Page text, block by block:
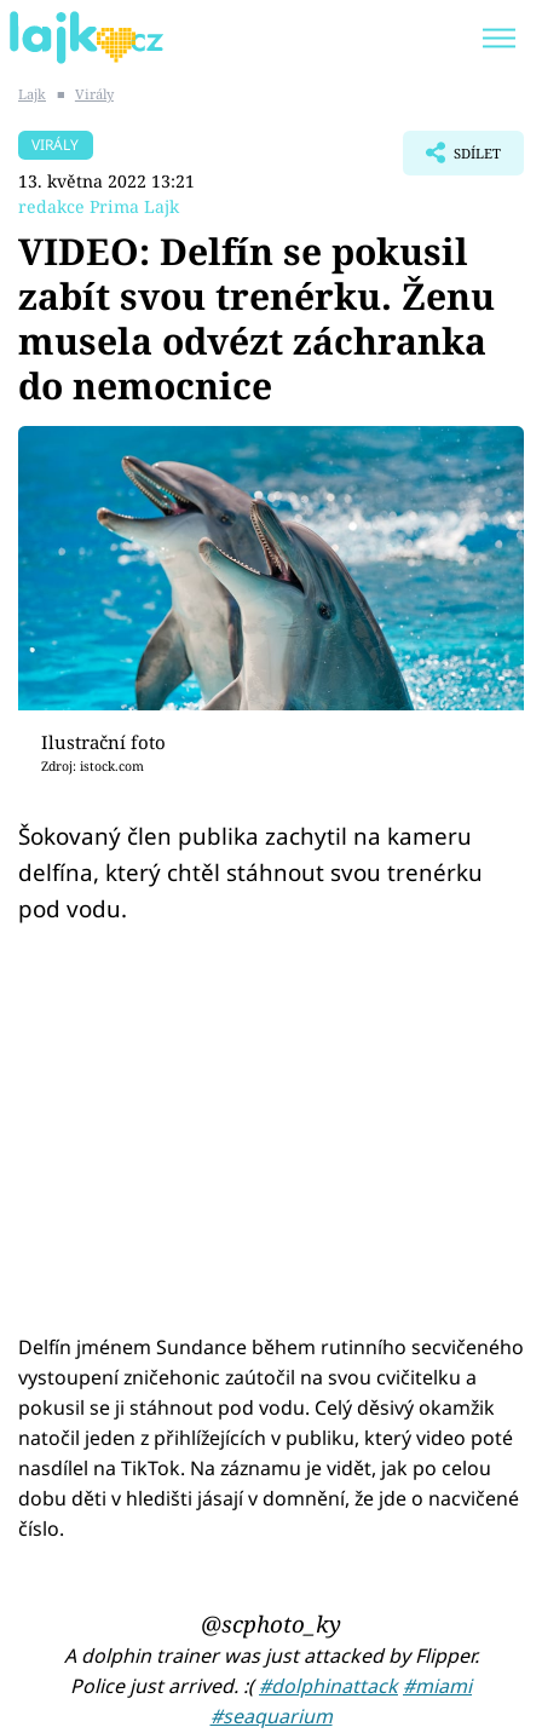
SHOPAHOLICADEL
Témata
Showbyznys
Youtubeři
Virály
Sex a vztahy
Videa
Sledujte prima+
Přihlášení
Sledujte nás
Lajk ■ Virály
VIRÁLY
13. května 2022 13:21
redakce Prima Lajk
SDÍLET
VIDEO: Delfín se pokusil
zabít svou trenérku. Ženu
musela odvézt záchranka
do nemocnice
Ilustrační foto
Zdroj: istock.com
Šokovaný člen publika zachytil na kameru
delfína, který chtěl stáhnout svou trenérku
pod vodu.
Delfín jménem Sundance během rutinního secvičeného
vystoupení zničehonic zaútočil na svou cvičitelku a
pokusil se ji stáhnout pod vodu. Celý děsivý okamžik
natočil jeden z přihlížejících v publiku, který video poté
nasdílel na TikTok. Na záznamu je vidět, jak po celou
dobu děti v hledišti jásají v domnění, že jde o nacvičené
číslo.
@scphoto_ky
A dolphin trainer was just attacked by Flipper.
Police just arrived. :(#dolphinattack #miami
#seaquarium